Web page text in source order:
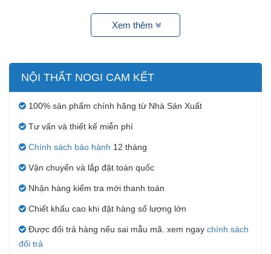
Xem thêm
NỘI THẤT NOGI CAM KẾT
100% sản phẩm chính hãng từ Nhà Sản Xuất
Tư vấn và thiết kế miễn phí
Chính sách bảo hành 12 tháng
Vận chuyển và lắp đặt toàn quốc
Nhận hàng kiểm tra mới thanh toán
Chiết khấu cao khi đặt hàng số lượng lớn
Được đổi trả hàng nếu sai mẫu mã. xem ngay chính sách
đổi trả